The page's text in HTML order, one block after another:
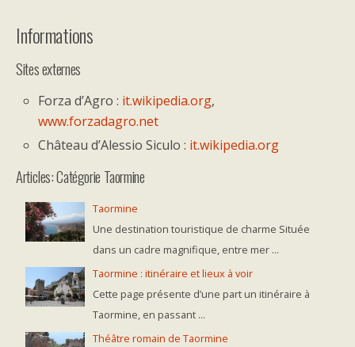
Informations
Sites externes
Forza d’Agro : it.wikipedia.org,
www.forzadagro.net
Château d’Alessio Siculo : it.wikipedia.org
Articles: Catégorie Taormine
Taormine
Une destination touristique de charme Située
dans un cadre magnifique, entre mer ...
Taormine : itinéraire et lieux à voir
Cette page présente d’une part un itinéraire à
Taormine, en passant ...
Théâtre romain de Taormine